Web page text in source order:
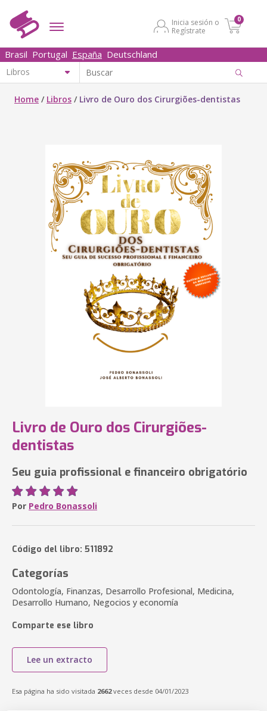
Inicia sesión o
Regístrate
0
Brasil Portugal España Deutschland
Home / Libros / Livro de Ouro dos Cirurgiões-dentistas
Livro de Ouro dos Cirurgiões-
dentistas
Seu guia profissional e financeiro obrigatório
Por Pedro Bonassoli
Código del libro: 511892
Categorías
Odontología, Finanzas, Desarrollo Profesional, Medicina,
Desarrollo Humano, Negocios y economía
Comparte ese libro
Lee un extracto
Esa página ha sido visitada 2662veces desde 04/01/2023